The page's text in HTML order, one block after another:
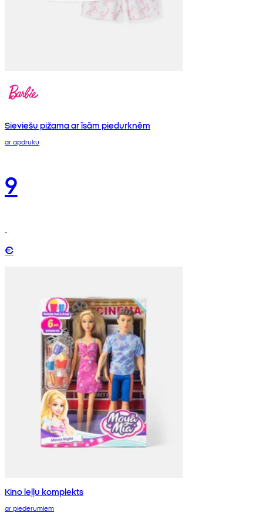
Sieviešu pižama ar īsām piedurknēm
ar apdruku
9
€
Kino leļļu komplekts
ar piederumiem